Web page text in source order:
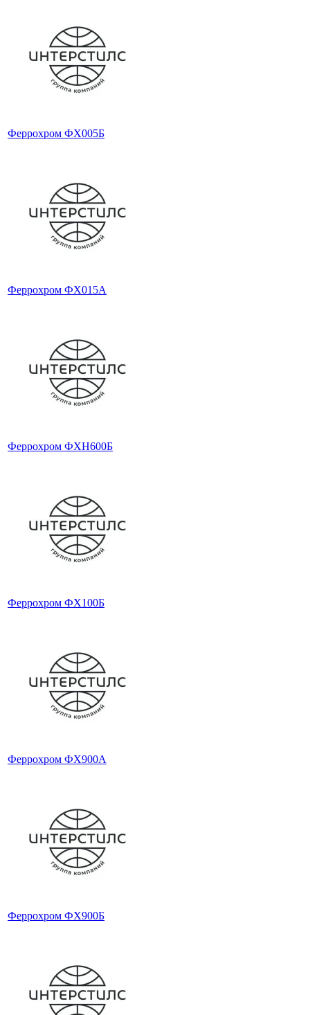
Феррохром ФХ005Б
Феррохром ФХ015А
Феррохром ФХН600Б
Феррохром ФХ100Б
Феррохром ФХ900А
Феррохром ФХ900Б